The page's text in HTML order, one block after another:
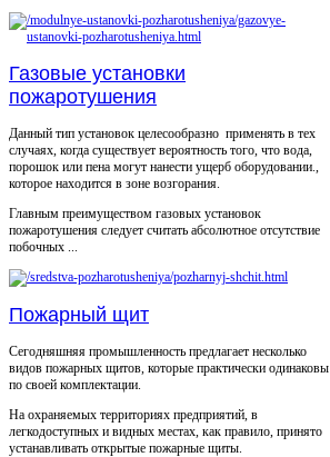
Газовые установки
пожаротушения
Данный тип установок целесообразно применять в тех
случаях, когда существует вероятность того, что вода,
порошок или пена могут нанести ущерб оборудовании.,
которое находится в зоне возгорания.
Главным преимуществом газовых установок
пожаротушения следует считать абсолютное отсутствие
побочных ...
Пожарный щит
Сегодняшняя промышленность предлагает несколько
видов пожарных щитов, которые практически одинаковы
по своей комплектации.
На охраняемых территориях предприятий, в
легкодоступных и видных местах, как правило, принято
устанавливать открытые пожарные щиты.